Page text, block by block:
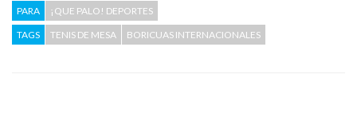
PARA
¡QUE PALO! DEPORTES
TAGS
TENIS DE MESA BORICUAS INTERNACIONALES